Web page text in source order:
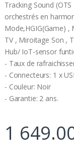
Tracking Sound
orchestrés en
Mode,HGIG(Game)
TV , Miroitage Son ,
Hub/ IoT-sensor
- Taux de
- Connecteurs: 1 x
- Couleur: Noir
- Garantie: 2 ans.
1